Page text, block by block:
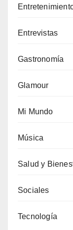
Entrevistas
Gastronomía
Glamour
Mi Mundo
Música
Salud y
Sociales
Tecnología